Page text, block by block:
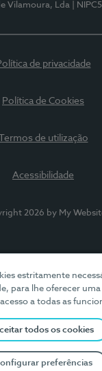
estritamente
para lhe oferecer
a todas as
todos os cookies
preferências
Vilamoura, Lda
|
de privacidade
Política de Cookies
Termos de utilização
Acessibilidade
2026 by My